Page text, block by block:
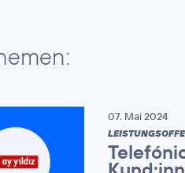
07. Mai 2024